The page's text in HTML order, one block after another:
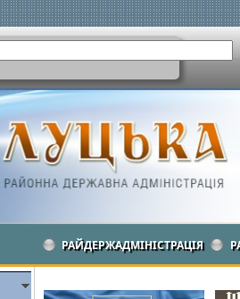
РАЙДЕРЖАДМІНІСТРАЦІЯ